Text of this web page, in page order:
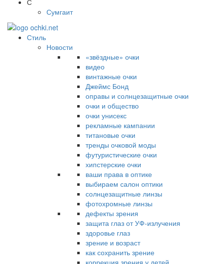
С
Сумгаит
Стиль
Новости
«звёздные» очки
видео
винтажные очки
Джеймс Бонд
оправы и солнцезащитные очки
очки и общество
очки унисекс
рекламные кампании
титановые очки
тренды очковой моды
футуристические очки
хипстерские очки
ваши права в оптике
выбираем салон оптики
солнцезащитные линзы
фотохромные линзы
дефекты зрения
защита глаз от УФ-излучения
здоровье глаз
зрение и возраст
как сохранить зрение